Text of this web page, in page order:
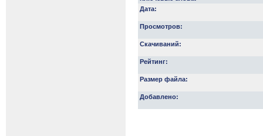
Дата:
Просмотров:
Скачиваний:
Рейтинг:
Размер файла:
Добавлено: